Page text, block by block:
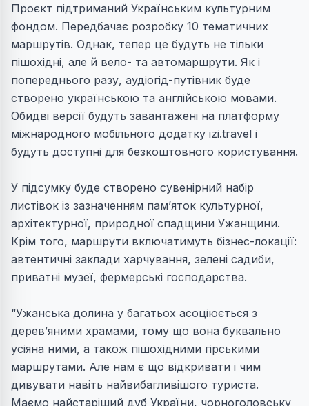
Проєкт підтриманий Українським культурним
фондом. Передбачає розробку 10 тематичних
маршрутів. Однак, тепер це будуть не тільки
пішохідні, але й вело- та автомаршрути. Як і
попереднього разу, аудіогід-путівник буде
створено українською та англійською мовами.
Обидві версії будуть завантажені на платформу
міжнародного мобільного додатку izi.travel і
будуть доступні для безкоштовного користування.
У підсумку буде створено сувенірний набір
листівок із зазначенням пам’яток культурної,
архітектурної, природної спадщини Ужанщини.
Крім того, маршрути включатимуть бізнес-локації:
автентичні заклади харчування, зелені садиби,
приватні музеї, фермерські господарства.
“Ужанська долина у багатьох асоціюється з
дерев’яними храмами, тому що вона буквально
усіяна ними, а також пішохідними гірськими
маршрутами. Але нам є що відкривати і чим
дивувати навіть найвибагливішого туриста.
Маємо найстаріший дуб України, чорноголовську